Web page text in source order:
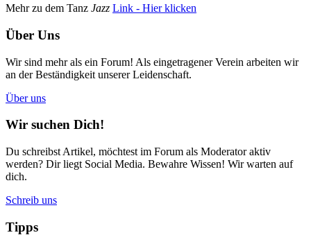
Mehr zu dem Tanz Jazz Link - Hier klicken
Über Uns
Wir sind mehr als ein Forum! Als eingetragener Verein arbeiten wir
an der Beständigkeit unserer Leidenschaft.
Über uns
Wir suchen Dich!
Du schreibst Artikel, möchtest im Forum als Moderator aktiv
werden? Dir liegt Social Media. Bewahre Wissen! Wir warten auf
dich.
Schreib uns
Tipps